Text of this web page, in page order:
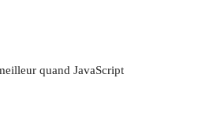
quand JavaScript